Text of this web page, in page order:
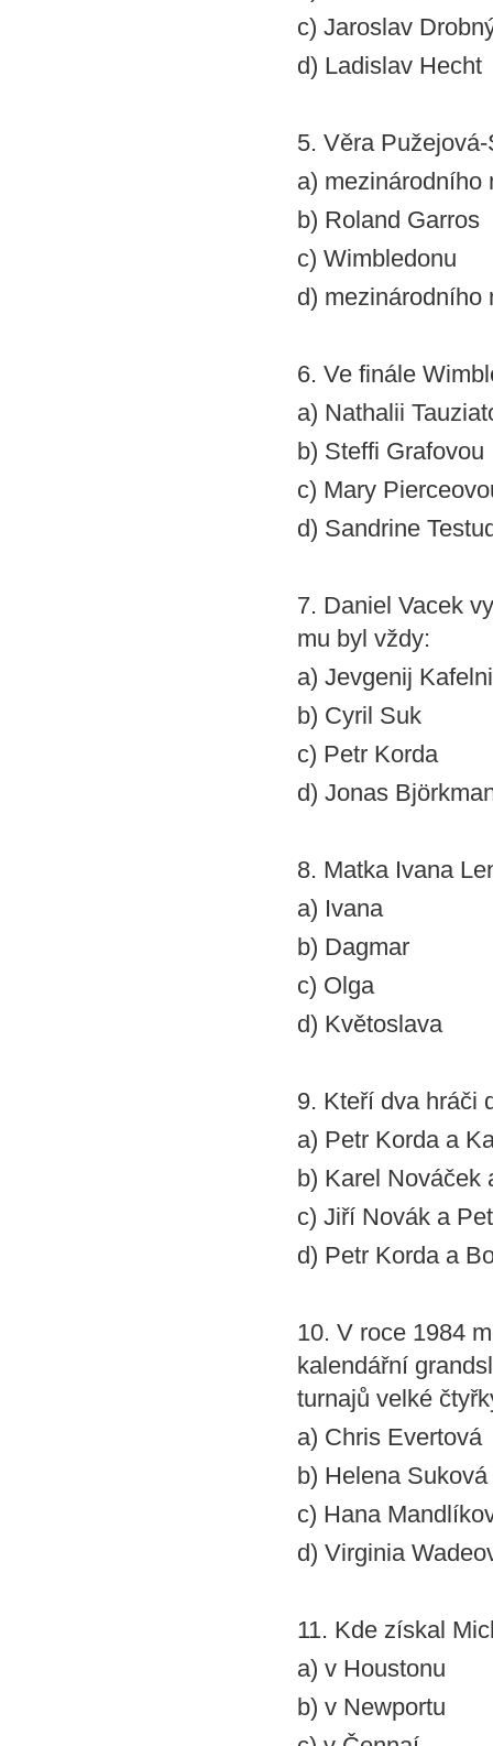
c) Jaroslav
d) Ladislav Hecht
5. Věra
a) mezinárodního
b) Roland Garros
c) Wimbledonu
d) mezinárodního
6. Ve finále
a) Nathalii
b) Steffi Grafovou
c) Mary
d) Sandrine
7. Daniel Vacek
mu byl vždy:
a) Jevgenij
b) Cyril Suk
c) Petr Korda
d) Jonas
8. Matka Ivana
a) Ivana
b) Dagmar
c) Olga
d) Květoslava
9. Kteří dva hráči
a) Petr Korda a
b) Karel Nováček
c) Jiří Novák a
d) Petr Korda a
10. V roce 1984
kalendářní
turnajů velké
a) Chris Evertová
b) Helena Suková
c) Hana
d) Virginia
11. Kde získal
a) v Houstonu
b) v Newportu